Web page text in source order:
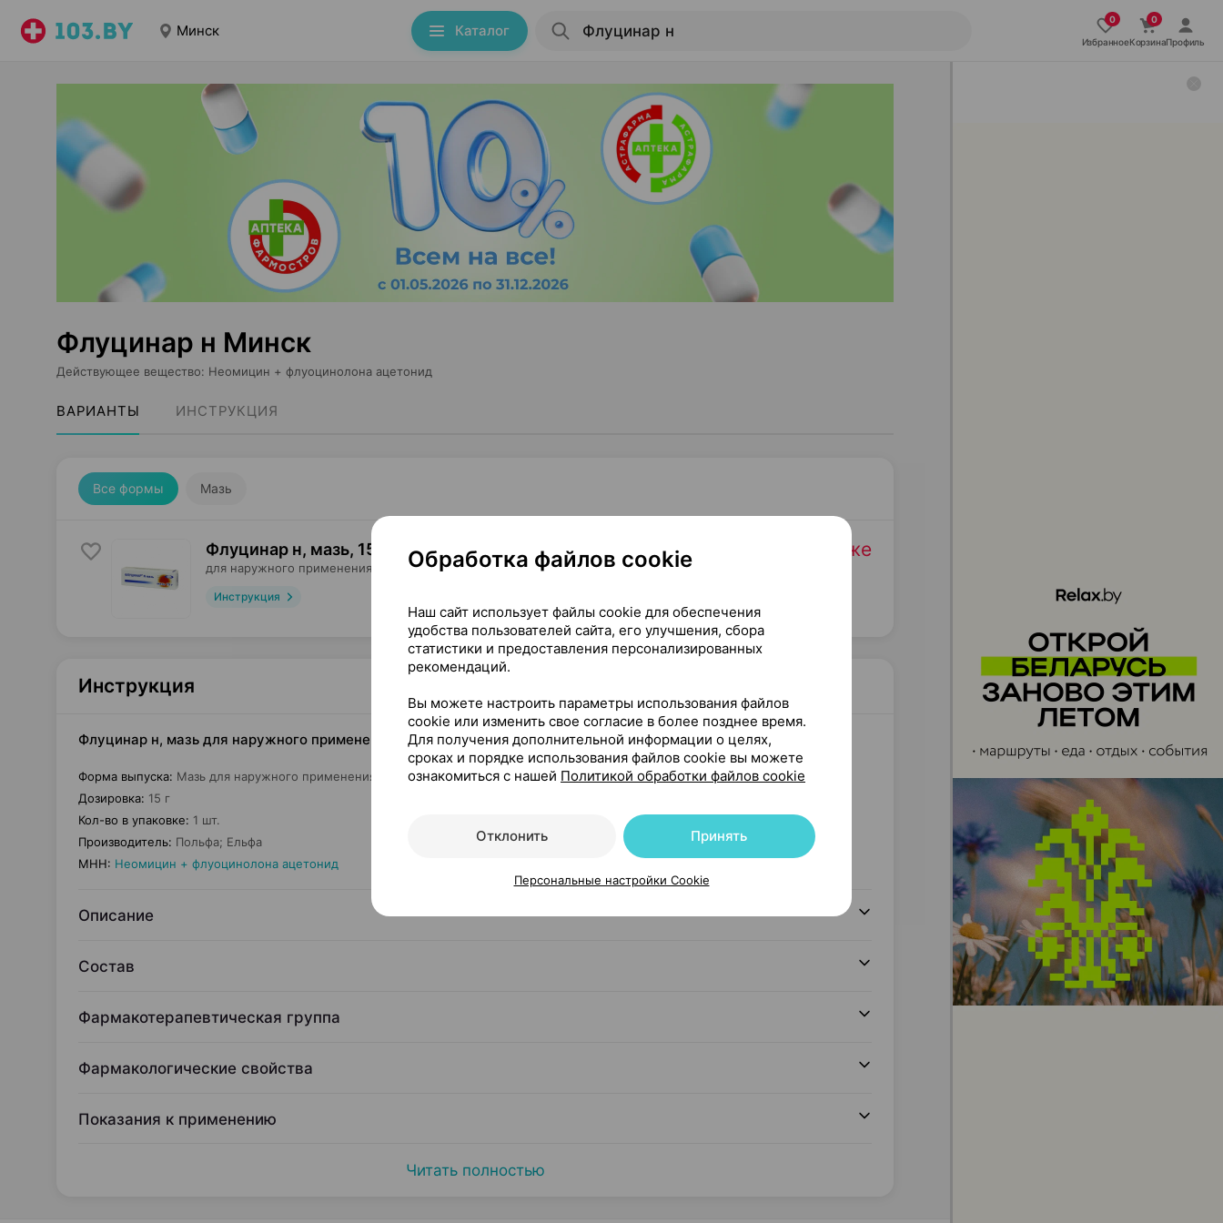
Минск Каталог
ИзбранноеКорзинаПрофиль
Флуцинар н Минск
Действующее вещество: Неомицин + флуоцинолона ацетонид
ВАРИАНТЫ ИНСТРУКЦИЯ
Все формы Мазь
Флуцинар н, мазь, 15 г
для наружного применения, Польфа; Ельфа, Польша• без рецепта
Инструкция
Нет в продаже
Инструкция
Флуцинар н, мазь для наружного применения, 15 г ×1, Польфа; Ельфа Польша
Форма выпуска: Мазь для наружного применения
Дозировка: 15 г
Кол-во в упаковке: 1 шт.
Производитель: Польфа; Ельфа
МНН: Неомицин + флуоцинолона ацетонид
Описание
Состав
Фармакотерапевтическая группа
Фармакологические свойства
Показания к применению
Читать полностью
Обработка файлов cookie
Наш сайт использует файлы cookie для обеспечения
удобства пользователей сайта, его улучшения, сбора
статистики и предоставления персонализированных
рекомендаций.
Вы можете настроить параметры использования файлов
cookie или изменить свое согласие в более позднее время.
Для получения дополнительной информации о целях,
сроках и порядке использования файлов cookie вы можете
ознакомиться с нашей Политикой обработки файлов cookie
Отклонить Принять
Персональные настройки Cookie